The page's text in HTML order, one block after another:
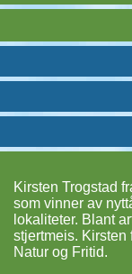
Kirsten Trogstad
som vinner av
lokaliteter. Blant
stjertmeis. Kirsten
Natur og Fritid.